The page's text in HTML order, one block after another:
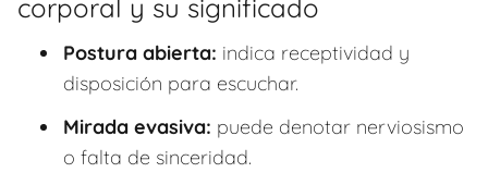
corporal y su significado
Postura abierta: indica receptividad y
disposición para escuchar.
Mirada evasiva: puede denotar nerviosismo
o falta de sinceridad.